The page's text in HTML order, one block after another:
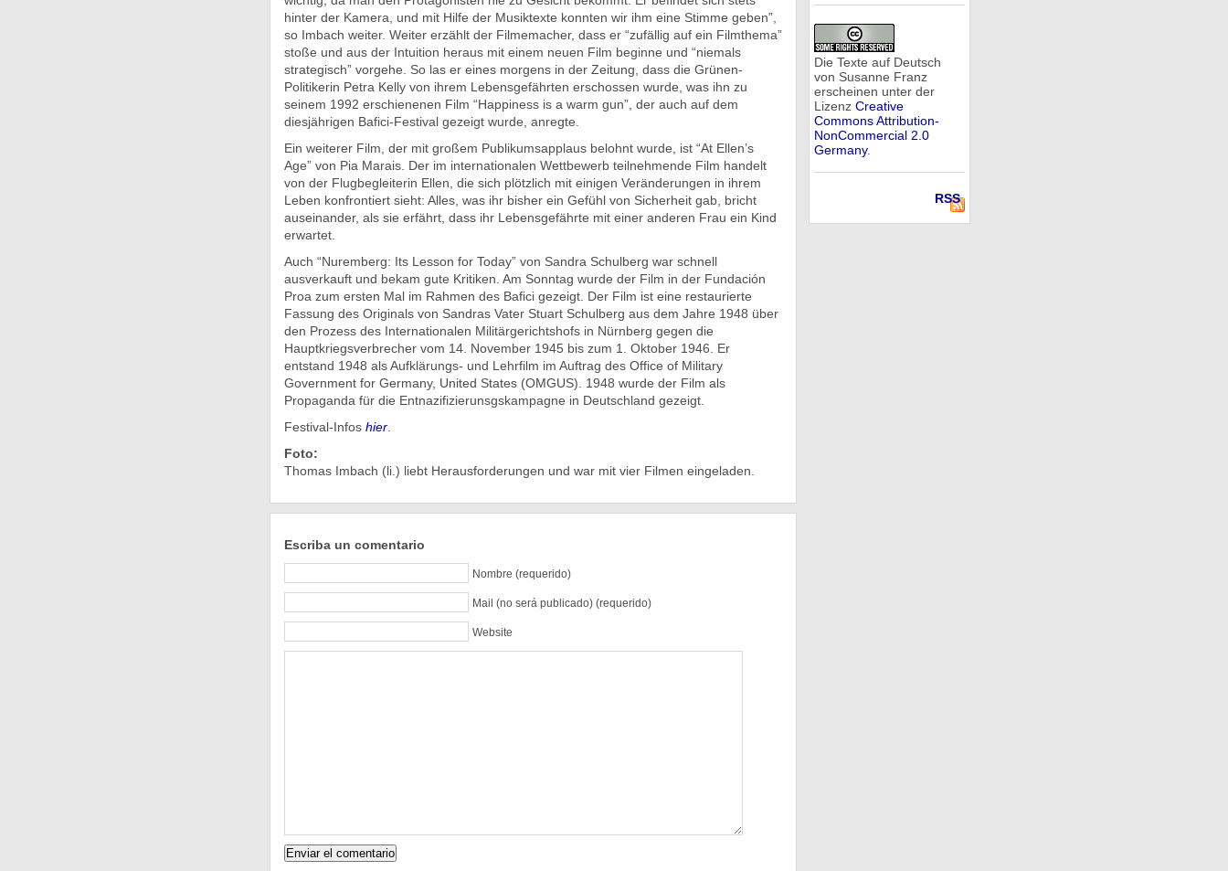
hinter der Kamera, und mit Hilfe der Musiktexte konnten wir ihm eine Stimme geben”,
so Imbach weiter. Weiter erzählt der Filmemacher, dass er “zufällig auf ein Filmthema”
stoße und aus der Intuition heraus mit einem neuen Film beginne und “niemals
strategisch” vorgehe. So las er eines morgens in der Zeitung, dass die Grünen-
Politikerin Petra Kelly von ihrem Lebensgefährten erschossen wurde, was ihn zu
seinem 1992 erschienenen Film “Happiness is a warm gun”, der auch auf dem
diesjährigen Bafici-Festival gezeigt wurde, anregte.
Ein weiterer Film, der mit großem Publikumsapplaus belohnt wurde, ist “At Ellen’s
Age” von Pia Marais. Der im internationalen Wettbewerb teilnehmende Film handelt
von der Flugbegleiterin Ellen, die sich plötzlich mit einigen Veränderungen in ihrem
Leben konfrontiert sieht: Alles, was ihr bisher ein Gefühl von Sicherheit gab, bricht
auseinander, als sie erfährt, dass ihr Lebensgefährte mit einer anderen Frau ein Kind
erwartet.
Auch “Nuremberg: Its Lesson for Today” von Sandra Schulberg war schnell
ausverkauft und bekam gute Kritiken. Am Sonntag wurde der Film in der Fundación
Proa zum ersten Mal im Rahmen des Bafici gezeigt. Der Film ist eine restaurierte
Fassung des Originals von Sandras Vater Stuart Schulberg aus dem Jahre 1948 über
den Prozess des Internationalen Militärgerichtshofs in Nürnberg gegen die
Hauptkriegsverbrecher vom 14. November 1945 bis zum 1. Oktober 1946. Er
entstand 1948 als Aufklärungs- und Lehrfilm im Auftrag des Office of Military
Government for Germany, United States (OMGUS). 1948 wurde der Film als
Propaganda für die Entnazifizierunsgskampagne in Deutschland gezeigt.
Festival-Infos hier.
Foto:
Thomas Imbach (li.) liebt Herausforderungen und war mit vier Filmen eingeladen.
Escriba un comentario
Nombre (requerido)
Mail (no será publicado) (requerido)
Website
Die Texte auf Deutsch
von Susanne Franz
erscheinen unter der
Lizenz Creative
Commons Attribution-
NonCommercial 2.0
Germany.
RSS